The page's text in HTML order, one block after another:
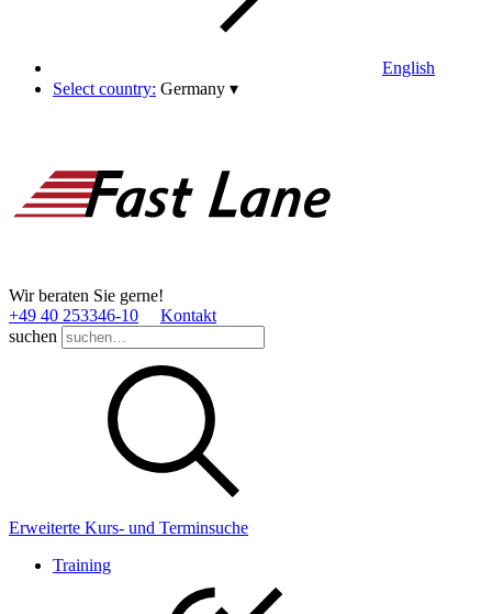
English
Select country: Germany ▾
Wir beraten Sie gerne!
+49 40 253346­-10
Kontakt
suchen
Erweiterte Kurs- und Terminsuche
Training